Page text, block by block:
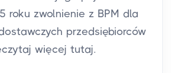
roku zwolnienie z BPM dla
przedsiębiorców
więcej tutaj.